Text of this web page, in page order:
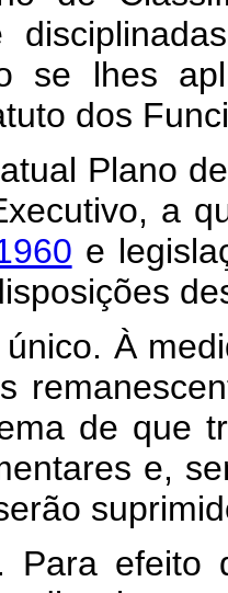
se lhes
dos
Plano
a
e
À
de que
e,
Para efeito